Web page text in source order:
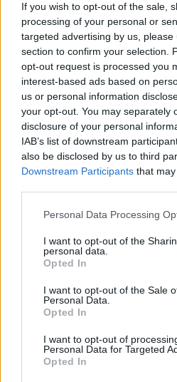
If you wish to opt-out of the sale,
processing of your personal or
targeted advertising by us,
section to confirm your selection.
opt-out request is processed you
interest-based ads based on
us or personal information
your opt-out. You may separately
disclosure of your personal
IAB’s list of downstream
also be disclosed by us to third
Downstream Participants that
Personal Data Processing
I want to opt-out of the
personal data.
Opted In
I want to opt-out of the Sale
Personal Data.
Opted In
I want to opt-out of
Personal Data for Targeted
Opted In
Economia 26 de juny de
Els
67,5 milions
26 de juny de
DEIXA UNA RESPOSTA
Comentari: